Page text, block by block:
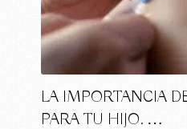
LA IMPORTANCIA
PARA TU HIJO. …